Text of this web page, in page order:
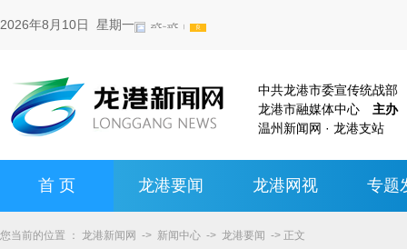
2026年8月10日 星期一
中共龙港市委宣传统战
龙港市融媒体中心 主办
温州新闻网 · 龙港支站
首 页 龙港要闻 龙港网视 专题
您当前的位置 ： 龙港新闻网 -> 新闻中心 -> 龙港要闻 -> 正文